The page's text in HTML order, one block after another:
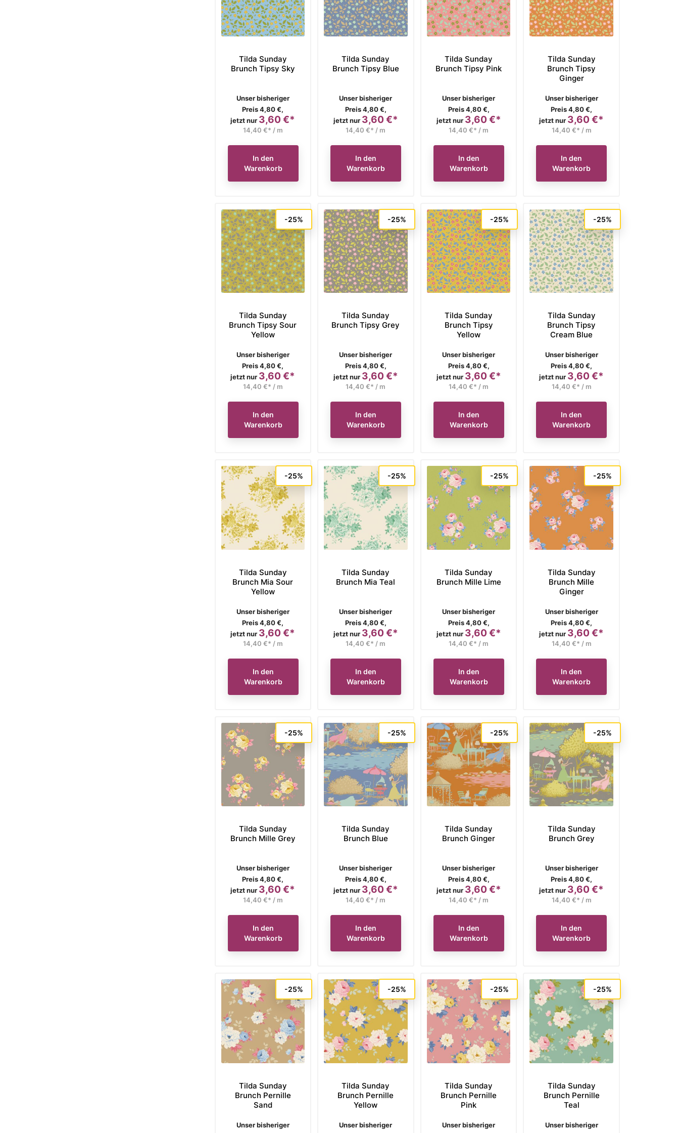
Tilda Sunday
Brunch Tipsy Sky
Verkaufspreis
Unser bisheriger
Preis 4,80 €,
jetzt nur Preis
3,60 €*
14,40 €* / m
In den
Warenkorb
Tilda Sunday
Brunch Tipsy Blue
Verkaufspreis
Unser bisheriger
Preis 4,80 €,
jetzt nur Preis
3,60 €*
14,40 €* / m
In den
Warenkorb
Tilda Sunday
Brunch Tipsy Pink
Verkaufspreis
Unser bisheriger
Preis 4,80 €,
jetzt nur Preis
3,60 €*
14,40 €* / m
In den
Warenkorb
Tilda Sunday
Brunch Tipsy
Ginger
Verkaufspreis
Unser bisheriger
Preis 4,80 €,
jetzt nur Preis
3,60 €*
14,40 €* / m
In den
Warenkorb
Tilda Sunday
Brunch Tipsy Sour
Yellow
Verkaufspreis
Unser bisheriger
Preis 4,80 €,
jetzt nur
-25%
Preis
3,60 €*
14,40 €* / m
In den
Warenkorb
Tilda Sunday
Brunch Tipsy Grey
Verkaufspreis
Unser bisheriger
Preis 4,80 €,
jetzt nur
-25%
Preis
3,60 €*
14,40 €* / m
In den
Warenkorb
Tilda Sunday
Brunch Tipsy
Yellow
Verkaufspreis
Unser bisheriger
Preis 4,80 €,
jetzt nur
-25%
Preis
3,60 €*
14,40 €* / m
In den
Warenkorb
Tilda Sunday
Brunch Tipsy
Cream Blue
Verkaufspreis
Unser bisheriger
Preis 4,80 €,
jetzt nur
-25%
Preis
3,60 €*
14,40 €* / m
In den
Warenkorb
Tilda Sunday
Brunch Mia Sour
Yellow
Verkaufspreis
Unser bisheriger
Preis 4,80 €,
jetzt nur
-25%
Preis
3,60 €*
14,40 €* / m
In den
Warenkorb
Tilda Sunday
Brunch Mia Teal
Verkaufspreis
Unser bisheriger
Preis 4,80 €,
jetzt nur
-25%
Preis
3,60 €*
14,40 €* / m
In den
Warenkorb
Tilda Sunday
Brunch Mille Lime
Verkaufspreis
Unser bisheriger
Preis 4,80 €,
jetzt nur
-25%
Preis
3,60 €*
14,40 €* / m
In den
Warenkorb
Tilda Sunday
Brunch Mille
Ginger
Verkaufspreis
Unser bisheriger
Preis 4,80 €,
jetzt nur
-25%
Preis
3,60 €*
14,40 €* / m
In den
Warenkorb
Tilda Sunday
Brunch Mille Grey
Verkaufspreis
Unser bisheriger
Preis 4,80 €,
jetzt nur
-25%
Preis
3,60 €*
14,40 €* / m
In den
Warenkorb
Tilda Sunday
Brunch Blue
Verkaufspreis
Unser bisheriger
Preis 4,80 €,
jetzt nur
-25%
Preis
3,60 €*
14,40 €* / m
In den
Warenkorb
Tilda Sunday
Brunch Ginger
Verkaufspreis
Unser bisheriger
Preis 4,80 €,
jetzt nur
-25%
Preis
3,60 €*
14,40 €* / m
In den
Warenkorb
Tilda Sunday
Brunch Grey
Verkaufspreis
Unser bisheriger
Preis 4,80 €,
jetzt nur
-25%
Preis
3,60 €*
14,40 €* / m
In den
Warenkorb
Tilda Sunday
Brunch Pernille
Sand
Verkaufspreis
Unser bisheriger
-25%
Tilda Sunday
Brunch Pernille
Yellow
Verkaufspreis
Unser bisheriger
-25%
Tilda Sunday
Brunch Pernille
Pink
Verkaufspreis
Unser bisheriger
-25%
Tilda Sunday
Brunch Pernille
Teal
Verkaufspreis
Unser bisheriger
-25%